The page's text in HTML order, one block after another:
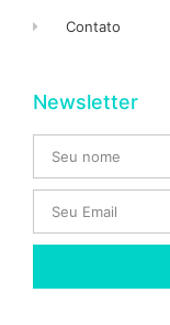
Contato
Newsletter